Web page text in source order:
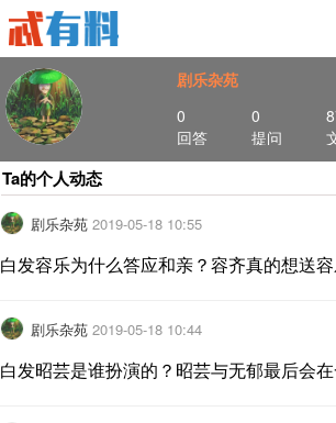
剧乐杂苑
0
回答
0
提问
Ta的个人动态
剧乐杂苑 2019-05-18 10:55
白发容乐为什么答应和亲？容齐真的想送容
剧乐杂苑 2019-05-18 10:44
白发昭芸是谁扮演的？昭芸与无郁最后会在